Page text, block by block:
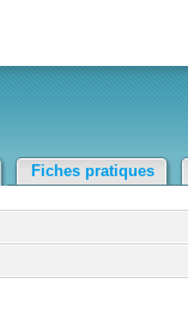
Fiches pratiques